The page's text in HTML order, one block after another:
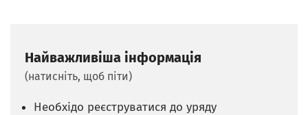
Найважливіша інформація
(натисніть, щоб піти)
Необхiдо реєструватися до уряду